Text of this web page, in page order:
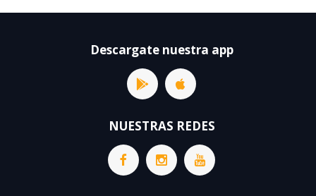
Descargate nuestra app
NUESTRAS REDES